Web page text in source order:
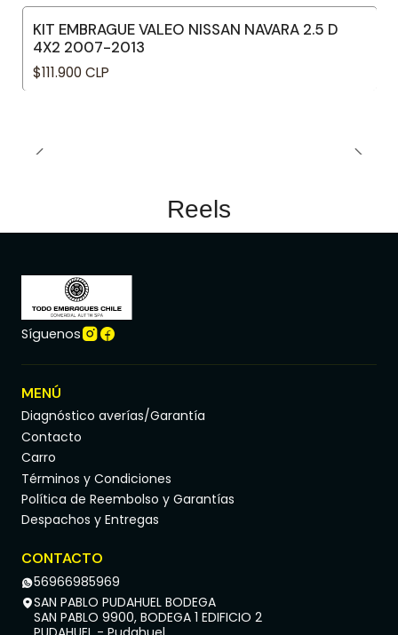
KIT EMBRAGUE VALEO NISSAN NAVARA 2.5 D
4X2 2007-2013
$111.900 CLP
Reels
Síguenos
MENÚ
Diagnóstico averías/Garantía
Contacto
Carro
Términos y Condiciones
Política de Reembolso y Garantías
Despachos y Entregas
CONTACTO
56966985969
SAN PABLO PUDAHUEL BODEGA
SAN PABLO 9900, BODEGA 1 EDIFICIO 2